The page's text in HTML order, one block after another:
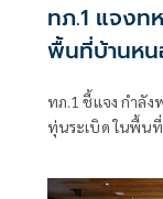
ทภ.1 แจงท
พื้นที่บ้านหน
ทภ.1 ชี้แจง กำลั
ทุ่นระเบิด ในพื้น
ปัจจุบันสร้างพื้น